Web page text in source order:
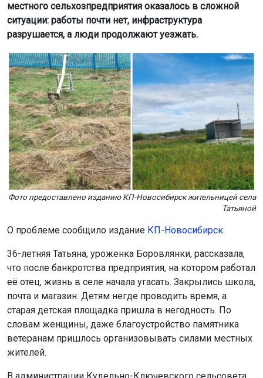
местного сельхозпредприятия оказалось в сложной
ситуации: работы почти нет, инфраструктура
разрушается, а люди продолжают уезжать.
Фото предоставлено изданию КП-Новосибирск жительницей села
Татьяной
О проблеме сообщило издание КП-Новосибирск.
36-летняя Татьяна, уроженка Боровлянки, рассказала,
что после банкротства предприятия, на котором работал
её отец, жизнь в селе начала угасать. Закрылись школа,
почта и магазин. Детям негде проводить время, а
старая детская площадка пришла в негодность. По
словам женщины, даже благоустройство памятника
ветеранам пришлось организовывать силами местных
жителей.
В администрации Кудельно-Ключевского сельсовета